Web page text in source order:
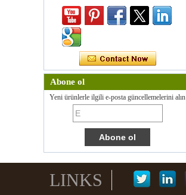
Abone ol
Yeni ürünlerle ilgili e-posta güncellemelerini alın
LINKS